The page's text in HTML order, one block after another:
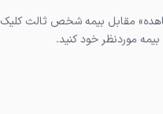
مقابل بیمه شخص ثالث کلیک
موردنظر خود کنید.